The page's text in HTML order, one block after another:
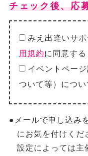
チェック後、応
みえ出逢いサ
用規約に同意する
イベントペー
ついて等）につ
●メールで申し込み
にお気を付けくだ
設定によっては主